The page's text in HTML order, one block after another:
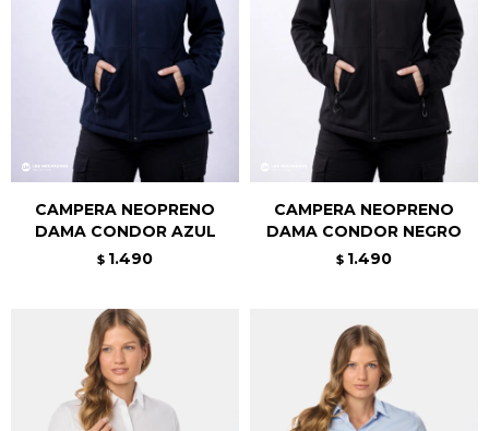
CAMPERA NEOPRENO
DAMA CONDOR AZUL
$ 1.490
CAMPERA NEOPRENO
DAMA CONDOR NEGRO
$ 1.490